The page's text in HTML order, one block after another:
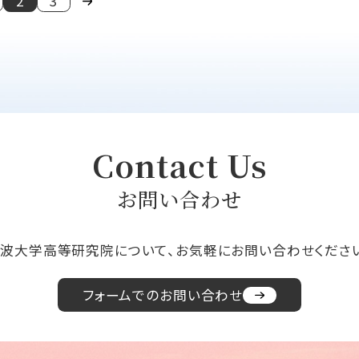
Contact Us
お問い合わせ
大学高等研究院について、 お気軽にお問い合わせくださ
フォームでのお問い合わせ